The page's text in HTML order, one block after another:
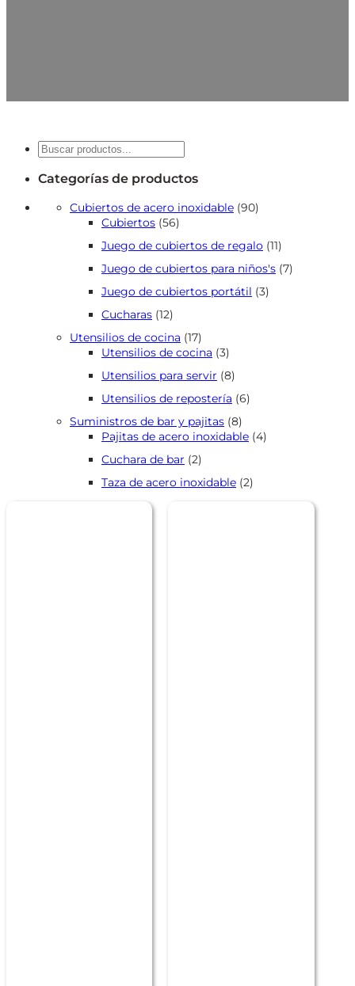
Buscar
en
Categorías de productos
Cubiertos de acero inoxidable 9090
Cubiertos 5656
Juego de cubiertos de regalo 1111
Juego de cubiertos para niños's 77
Juego de cubiertos portátil 33
Cucharas 1212
Utensilios de cocina 1717
productos
Utensilios de cocina 33
Utensilios para servir 88
Utensilios de repostería 66
Suministros de bar y pajitas 88
productos
Pajitas de acero inoxidable 44
Cuchara de bar 22
Taza de acero inoxidable 22